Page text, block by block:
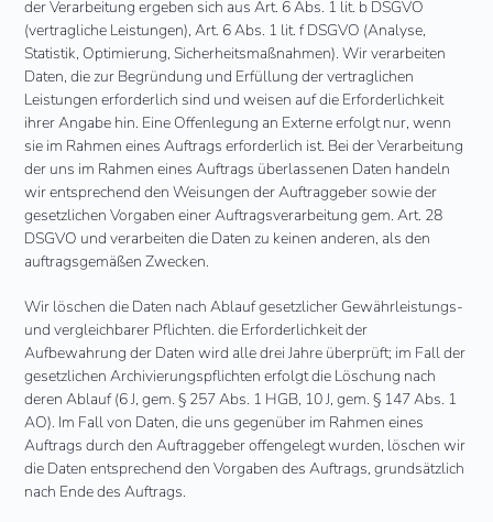
der Verarbeitung ergeben sich aus Art. 6 Abs. 1 lit. b DSGVO
(vertragliche Leistungen), Art. 6 Abs. 1 lit. f DSGVO (Analyse,
Statistik, Optimierung, Sicherheitsmaßnahmen). Wir verarbeiten
Daten, die zur Begründung und Erfüllung der vertraglichen
Leistungen erforderlich sind und weisen auf die Erforderlichkeit
ihrer Angabe hin. Eine Offenlegung an Externe erfolgt nur, wenn
sie im Rahmen eines Auftrags erforderlich ist. Bei der Verarbeitung
der uns im Rahmen eines Auftrags überlassenen Daten handeln
wir entsprechend den Weisungen der Auftraggeber sowie der
gesetzlichen Vorgaben einer Auftragsverarbeitung gem. Art. 28
DSGVO und verarbeiten die Daten zu keinen anderen, als den
auftragsgemäßen Zwecken.
Wir löschen die Daten nach Ablauf gesetzlicher Gewährleistungs-
und vergleichbarer Pflichten. die Erforderlichkeit der
Aufbewahrung der Daten wird alle drei Jahre überprüft; im Fall der
gesetzlichen Archivierungspflichten erfolgt die Löschung nach
deren Ablauf (6 J, gem. § 257 Abs. 1 HGB, 10 J, gem. § 147 Abs. 1
AO). Im Fall von Daten, die uns gegenüber im Rahmen eines
Auftrags durch den Auftraggeber offengelegt wurden, löschen wir
die Daten entsprechend den Vorgaben des Auftrags, grundsätzlich
nach Ende des Auftrags.